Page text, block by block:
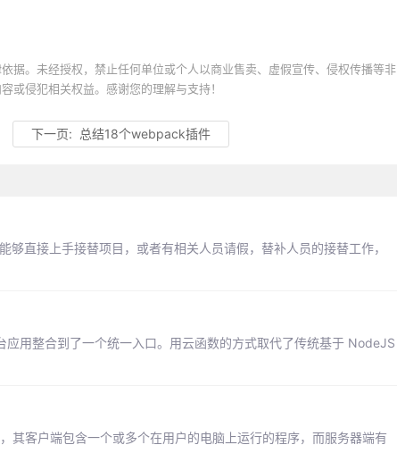
据。未经授权，禁止任何单位或个人以商业售卖、虚假宣传、侵权传播等非
或侵犯相关权益。感谢您的理解与支持！
下一页: 总结18个webpack插件
直接上手接替项目，或者有相关人员请假，替补人员的接替工作，
用整合到了一个统一入口。用云函数的方式取代了传统基于 NodeJS
客户端包含一个或多个在用户的电脑上运行的程序，而服务器端有